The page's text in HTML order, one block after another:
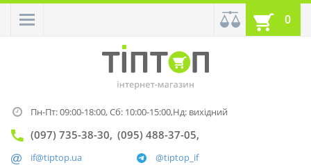
0
Пн-Пт: 09:00-18:00,Сб: 10:00-15:00,Нд: вихідний
(097) 735-38-30 (095) 488-37-05
@tiptop_if
if@tiptop.ua